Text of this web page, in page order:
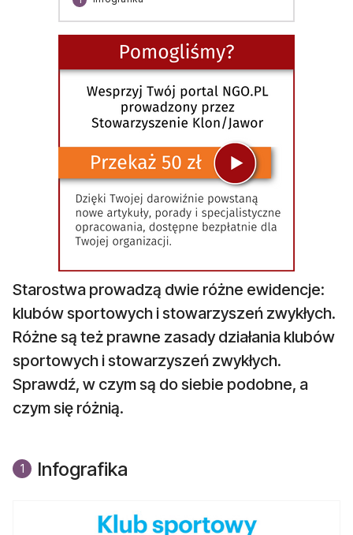
Starostwa prowadzą dwie różne ewidencje:
klubów sportowych i stowarzyszeń zwykłych.
Różne są też prawne zasady działania klubów
sportowych i stowarzyszeń zwykłych.
Sprawdź, w czym są do siebie podobne, a
czym się różnią.
1 Infografika